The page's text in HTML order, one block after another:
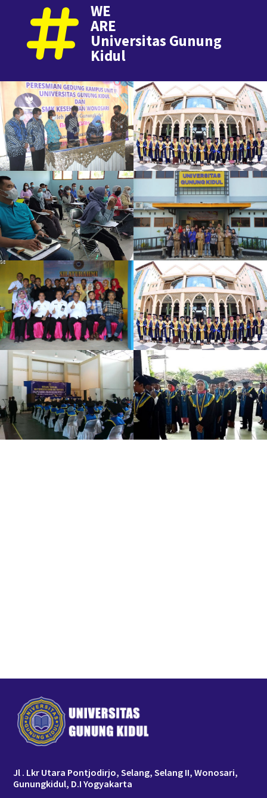
WE
ARE
Universitas Gunung
Kidul
Jl . Lkr Utara Pontjodirjo, Selang, Selang II, Wonosari,
Gunungkidul, D.I Yogyakarta